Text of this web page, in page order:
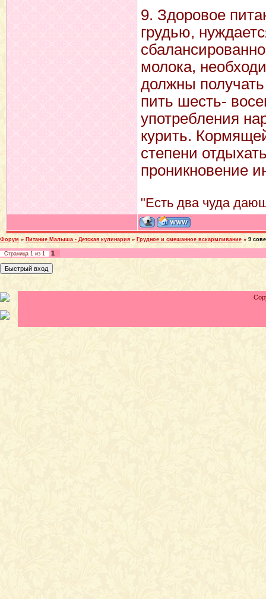
9. Здоровое
грудью,
молока,
должны
пить шесть-
употребления
курить.
степени
проникновение
"Есть два чуда
Форум » Питание Малыша - Детская кулинария » Грудное и смешанное вскармливание » 9
Страница 1 из 1 1